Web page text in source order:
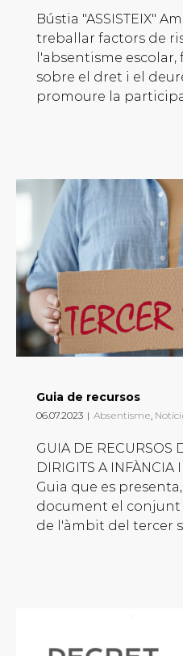
Bústia "ASSISTEIX"
treballar factors de
l'absentisme
sobre el dret i el
promoure la
Guia de recursos
06.07.2023 | Absentisme,
GUIA DE RECURSOS
DIRIGITS A INFÀNCIA
Guia que es
document el conjunt
de l'àmbit del tercer